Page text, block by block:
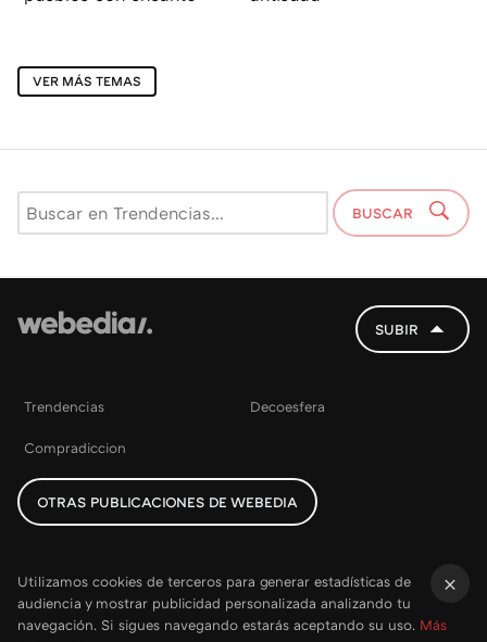
VER MÁS TEMAS
BUSCAR
SUBIR
Trendencias Decoesfera
Compradiccion
OTRAS PUBLICACIONES DE WEBEDIA
Utilizamos cookies de terceros para generar estadísticas de
audiencia y mostrar publicidad personalizada analizando tu
navegación. Si sigues navegando estarás aceptando su uso. Más